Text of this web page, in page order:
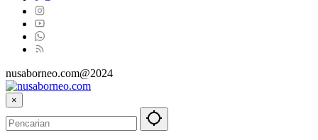
nusaborneo.com@2024
×